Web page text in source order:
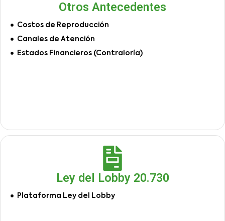
Otros Antecedentes
Costos de Reproducción
Canales de Atención
Estados Financieros (Contraloría)
Ley del Lobby 20.730
Plataforma Ley del Lobby